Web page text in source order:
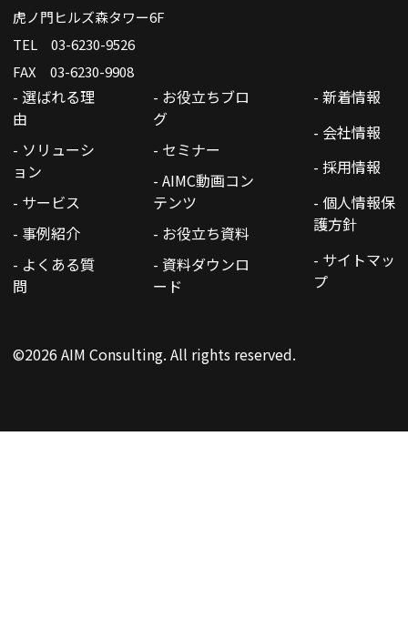
虎ノ門ヒルズ森タワー6F
TEL 03-6230-9526
FAX 03-6230-9908
- 選ばれる理
由
- ソリューシ
ョン
- サービス
- 事例紹介
- よくある質
問
- お役立ちブロ
グ
- セミナー
- AIMC動画コン
テンツ
- お役立ち資料
- 資料ダウンロ
ード
- 新着情報
- 会社情報
- 採用情報
- 個人情報保
護方針
- サイトマッ
プ
©2026 AIM Consulting. All rights reserved.